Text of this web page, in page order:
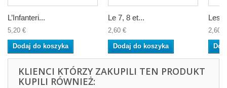
L’Infanteri...
5,20 €
Dodaj do koszyka
Le 7, 8 et...
2,60 €
Dodaj do koszyka
Les
2,60 €
KLIENCI KTÓRZY ZAKUPILI TEN PRODUKT
KUPILI RÓWNIEŻ: